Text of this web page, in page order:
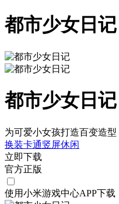
都市少女日记
都市少女日记
为可爱小女孩打造百变造型
换装卡通竖屏休闲
立即下载
官方正版
使用小米游戏中心APP下载